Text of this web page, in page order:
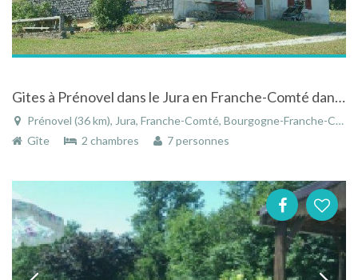
Gites à Prénovel dans le Jura en Franche-Comté dans une maison individuelle
Prénovel (36 km), Jura, Franche-Comté, Bourgogne-Franche-Comté, France
Gîte
2 chambres 7 personnes